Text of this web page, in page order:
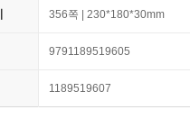
356쪽 | 230*180*30mm
9791189519605
1189519607